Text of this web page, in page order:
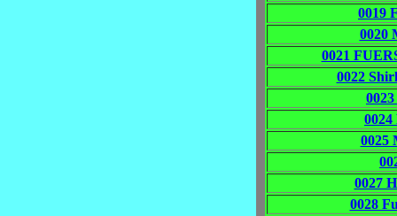
0019
0020
0021
0022
0025
0027
0028